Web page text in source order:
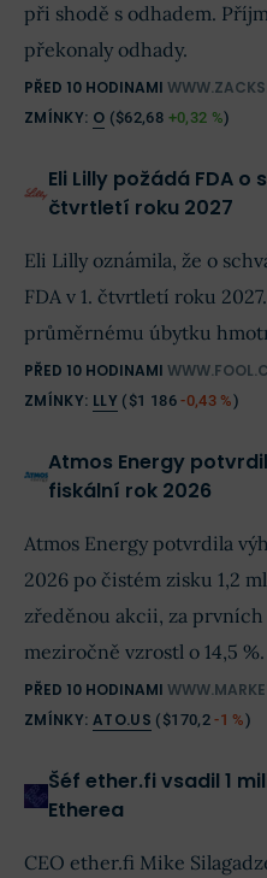
při shodě s odhadem.
překonaly odhady.
PŘED 10 HODINAMI
ZMÍNKY: O ($62,68 +0,32 %)
Eli Lilly požádá FDA
čtvrtletí roku 2027
Eli Lilly oznámila, že o
FDA v 1. čtvrtletí roku
průměrnému úbytku
PŘED 10 HODINAMI
ZMÍNKY: LLY ( $1 186 -0,43 %)
Atmos Energy
fiskální rok 2026
Atmos Energy potvrdila
2026 po čistém zisku 1,2
zředěnou akcii, za prvních
meziročně vzrostl o 14,5 %.
PŘED 10 HODINAMI
ZMÍNKY: ATO.US ( $170,2 -1 %)
Šéf ether.fi vsadil 1
Etherea
CEO ether.fi Mike